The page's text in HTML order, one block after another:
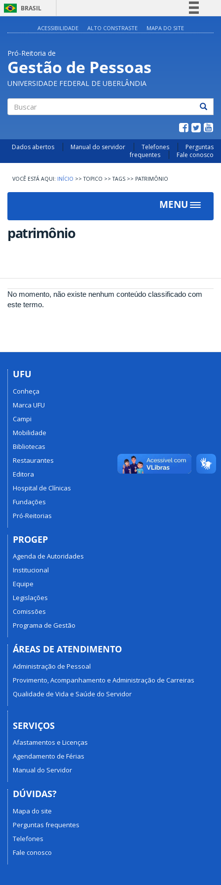
BRASIL
Acesso à informação
Legislação
Canais
ACESSIBILIDADE ALTO CONSTRASTE MAPA DO SITE
Pró-Reitoria de
Gestão de Pessoas
UNIVERSIDADE FEDERAL DE UBERLÂNDIA
Dados abertos Manual do servidor Telefones
Perguntas
frequentes
Fale conosco
INÍCIO >> TOPICO >> TAGS >> PATRIMÔNIO
MENU
Toggle
patrimônio
No momento, não existe nenhum conteúdo classificado com
este termo.
UFU
Conheça
Marca UFU
Campi
Mobilidade
Bibliotecas
Restaurantes
Editora
Hospital de Clínicas
Fundações
Pró-Reitorias
PROGEP
Agenda de Autoridades
Institucional
Equipe
Legislações
Comissões
Programa de Gestão
ÁREAS DE ATENDIMENTO
Administração de Pessoal
Provimento, Acompanhamento e Administração de Carreiras
Qualidade de Vida e Saúde do Servidor
SERVIÇOS
Afastamentos e Licenças
Agendamento de Férias
Manual do Servidor
DÚVIDAS?
Mapa do site
Perguntas frequentes
Telefones
Fale conosco